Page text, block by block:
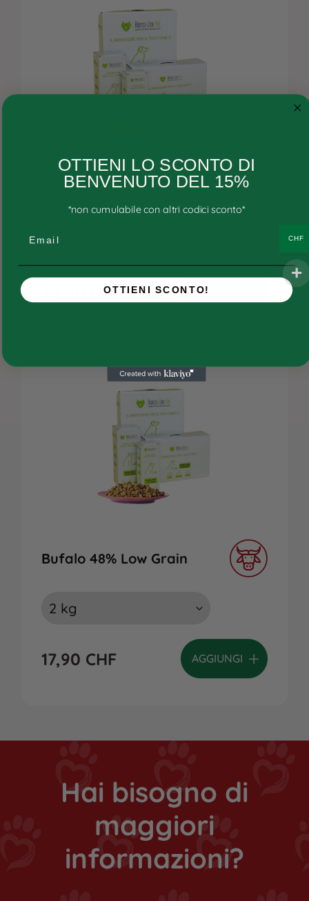
Gatto
Ricette personalizzate
FAQs
Agnello 48% e Fiocchi di
CHF AGGIUNGI
Bufalo 48% Low Grain
17,90 CHF AGGIUNGI
Hai bisogno di
maggiori
informazioni?
CHF
OTTIENI LO SCONTO DI
BENVENUTO DEL 15%
*non cumulabile con altri codici sconto*
OTTIENI SCONTO!